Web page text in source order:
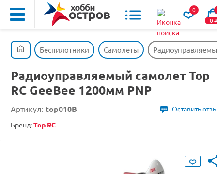
0
0o
Беспилотники Самолеты
Радиоуправляемый самолет Top
RC GeeBee 1200мм PNP
Артикул: top010B
Оставить
Бренд:Top RC